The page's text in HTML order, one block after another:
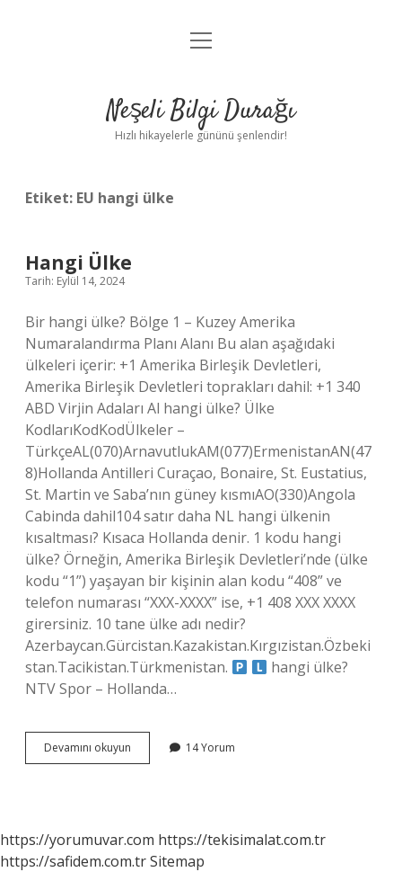
Anasayfa
Yasal Uyarı
menüyü
Neşeli Bilgi Durağı
Hızlı hikayelerle gününü şenlendir!
Etiket: EU hangi ülke
Hangi Ülke
Tarih: Eylül 14, 2024
Bir hangi ülke? Bölge 1 – Kuzey Amerika
Numaralandırma Planı Alanı Bu alan aşağıdaki
ülkeleri içerir: +1 Amerika Birleşik Devletleri,
Amerika Birleşik Devletleri toprakları dahil: +1 340
ABD Virjin Adaları Al hangi ülke? Ülke
KodlarıKodKodÜlkeler –
TürkçeAL(070)ArnavutlukAM(077)ErmenistanAN(47
8)Hollanda Antilleri Curaçao, Bonaire, St. Eustatius,
St. Martin ve Saba’nın güney kısmıAO(330)Angola
Cabinda dahil104 satır daha NL hangi ülkenin
kısaltması? Kısaca Hollanda denir. 1 kodu hangi
ülke? Örneğin, Amerika Birleşik Devletleri’nde (ülke
kodu “1”) yaşayan bir kişinin alan kodu “408” ve
telefon numarası “XXX-XXXX” ise, +1 408 XXX XXXX
girersiniz. 10 tane ülke adı nedir?
Azerbaycan.Gürcistan.Kazakistan.Kırgızistan.Özbeki
stan.Tacikistan.Türkmenistan.
hangi ülke?
NTV Spor – Hollanda…
Devamını okuyun
Ülke
14 Yorum
https://yorumuvar.com https://tekisimalat.com.tr
https://safidem.com.trSitemap